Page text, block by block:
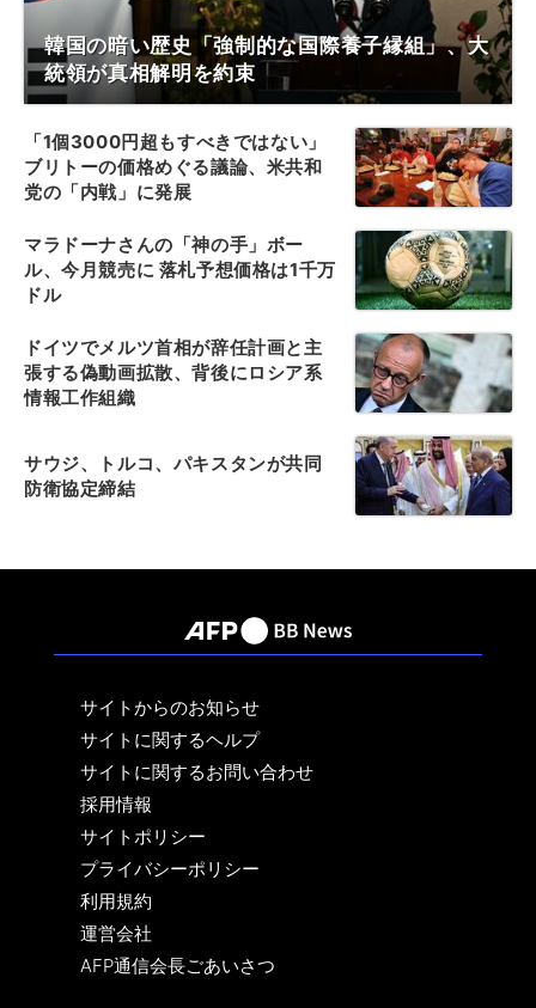
韓国の暗い歴史「強制的な国際養子縁組」、大
統領が真相解明を約束
「1個3000円超もすべきではない」
ブリトーの価格めぐる議論、米共和
党の「内戦」に発展
マラドーナさんの「神の手」ボー
ル、今月競売に 落札予想価格は1千万
ドル
ドイツでメルツ首相が辞任計画と主
張する偽動画拡散、背後にロシア系
情報工作組織
サウジ、トルコ、パキスタンが共同
防衛協定締結
サイトからのお知らせ
サイトに関するヘルプ
サイトに関するお問い合わせ
採用情報
サイトポリシー
プライバシーポリシー
利用規約
運営会社
AFP通信会長ごあいさつ